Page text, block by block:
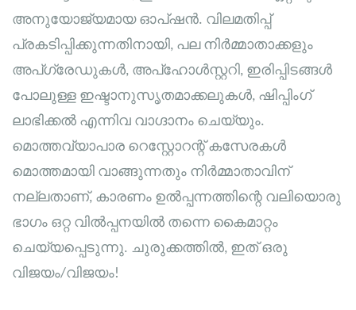
അനുയോജ്യമായ ഓപ്ഷൻ. വിലമതിപ്പ്
പ്രകടിപ്പിക്കുന്നതിനായി, പല നിർമ്മാതാക്കളും
അപ്‌ഗ്രേഡുകൾ, അപ്‌ഹോൾസ്റ്ററി, ഇരിപ്പിടങ്ങൾ
പോലുള്ള ഇഷ്ടാനുസൃതമാക്കലുകൾ, ഷിപ്പിംഗ്
ലാഭിക്കൽ എന്നിവ വാഗ്ദാനം ചെയ്യും.
മൊത്തവ്യാപാര റെസ്റ്റോറന്റ് കസേരകൾ
മൊത്തമായി വാങ്ങുന്നതും നിർമ്മാതാവിന്
നല്ലതാണ്, കാരണം ഉൽപ്പന്നത്തിന്റെ വലിയൊരു
ഭാഗം ഒറ്റ വിൽപ്പനയിൽ തന്നെ കൈമാറ്റം
ചെയ്യപ്പെടുന്നു. ചുരുക്കത്തിൽ, ഇത് ഒരു
വിജയം/വിജയം!